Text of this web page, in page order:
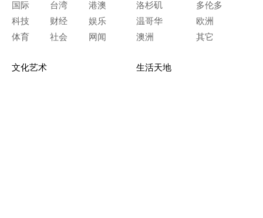
国际
台湾
港澳
科技
财经
娱乐
体育
社会 网闻
洛杉矶
多伦多
温哥华
欧洲
澳洲
其它
文化艺术
生活天地